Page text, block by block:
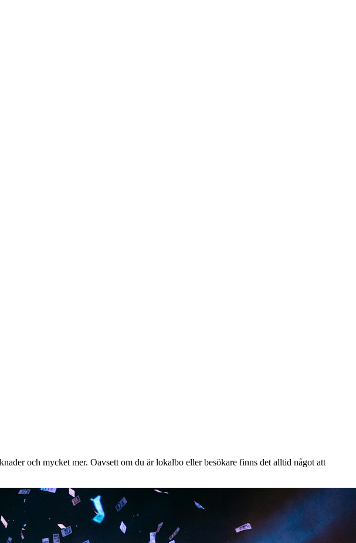
och mycket mer. Oavsett om du är lokalbo eller besökare finns det alltid något att